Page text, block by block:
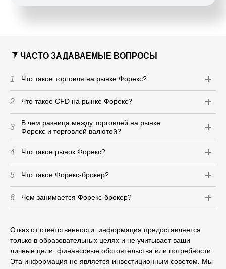
ЧАСТО ЗАДАВАЕМЫЕ ВОПРОСЫ
1 Что такое торговля на рынке Форекс?
2 Что такое CFD на рынке Форекс?
3
В чем разница между торговлей на рынке
Форекс и торговлей валютой?
4 Что такое рынок Форекс?
5 Что такое Форекс-брокер?
6 Чем занимается Форекс-брокер?
Отказ от ответственности: информация предоставляется
только в образовательных целях и не учитывает ваши
личные цели, финансовые обстоятельства или потребности.
Эта информация не является инвестиционным советом. Мы